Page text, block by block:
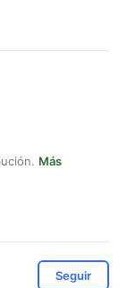
Más
Seguir